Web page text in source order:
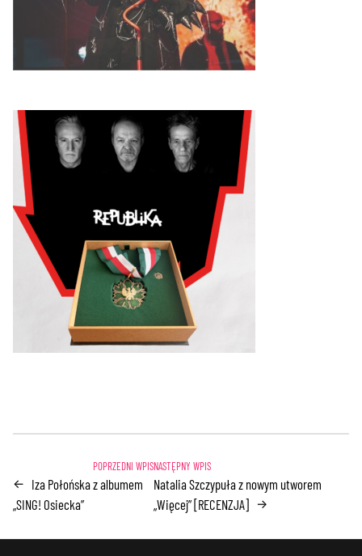
← Iza Połońska z albumem
„SING! Osiecka”
Natalia Szczypuła z nowym utworem
„Więcej” [RECENZJA] →